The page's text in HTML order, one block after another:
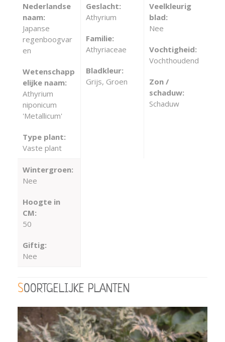
Nederlandse
naam:
Japanse
regenboogvar
en
Wetenschapp
elijke naam:
Athyrium
niponicum
'Metallicum'
Type plant:
Vaste plant
Geslacht:
Athyrium
Familie:
Athyriaceae
Bladkleur:
Grijs, Groen
Veelkleurig
blad:
Nee
Vochtigheid:
Vochthoudend
Zon /
schaduw:
Schaduw
Wintergroen:
Nee
Hoogte in
CM:
50
Giftig:
Nee
SOORTGELIJKE PLANTEN